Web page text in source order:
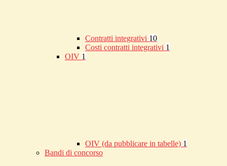
Contratti integrativi 10
Costi contratti integrativi 1
OIV 1
OIV (da pubblicare in tabelle) 1
Bandi di concorso